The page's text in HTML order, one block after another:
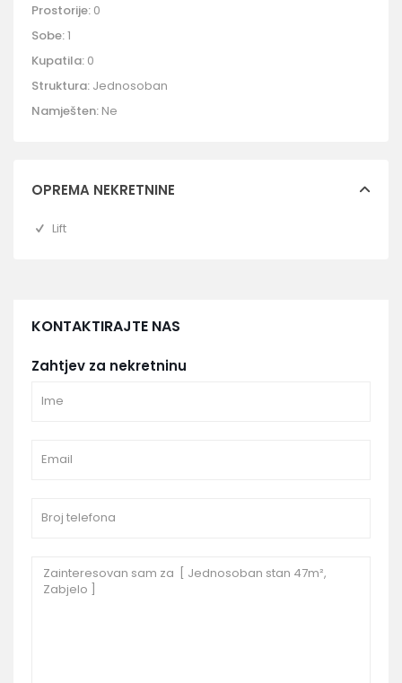
Prostorije: 0
Sobe:1
Kupatila: 0
Struktura: Jednosoban
Namješten: Ne
OPREMA NEKRETNINE
Lift
KONTAKTIRAJTE NAS
Zahtjev za nekretninu